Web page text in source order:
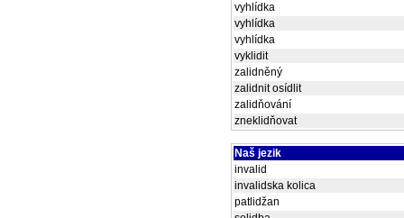
vyhlídka
vyhlídka
vyhlídka
vyklidit
zalidněný
zalidnit osídlit
zalidňování
zneklidňovat
Naš jezik
invalid
invalidska kolica
patlidžan